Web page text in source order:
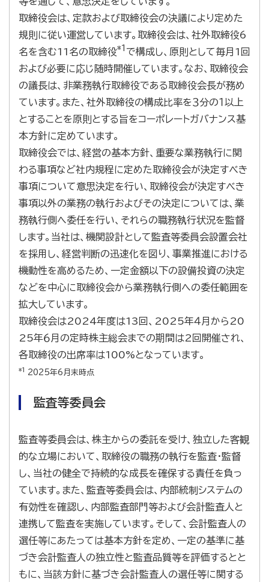
取締役会は、定款および取締役会の決議により定めた
規則に従い運営しています。取締役会は、社外取締役6
名を含む11名の取締役*1 で構成し、原則として毎月1回
および必要に応じ随時開催しています。なお、取締役会
の議長は、非業務執行取締役である取締役会長が務め
ています。また、社外取締役の構成比率を３分の１以上
とすることを原則とする旨をコーポレートガバナンス基
本方針に定めています。
取締役会では、経営の基本方針、重要な業務執行に関
わる事項など社内規程に定めた取締役会が決定すべき
事項について意思決定を行い、取締役会が決定すべき
事項以外の業務の執行およびその決定については、業
務執行側へ委任を行い、それらの職務執行状況を監督
します。当社は、機関設計として監査等委員会設置会社
を採用し、経営判断の迅速化を図り、事業推進における
機動性を高めるため、一定金額以下の設備投資の決定
などを中心に取締役会から業務執行側への委任範囲を
拡大しています。
取締役会は2024年度は13回、2025年４月から20
25年６月の定時株主総会までの期間は2回開催され、
各取締役の出席率は100%となっています。
*1 2025年6月末時点
監査等委員会
監査等委員会は、株主からの委託を受け、独立した客観
的な立場において、取締役の職務の執行を監査・監督
し、当社の健全で持続的な成長を確保する責任を負っ
ています。また、監査等委員会は、内部統制システムの
有効性を確認し、内部監査部門等および会計監査人と
連携して監査を実施しています。そして、会計監査人の
選任等にあたっては基本方針を定め、一定の基準に基
づき会計監査人の独立性と監査品質等を評価するとと
もに、当該方針に基づき会計監査人の選任等に関する